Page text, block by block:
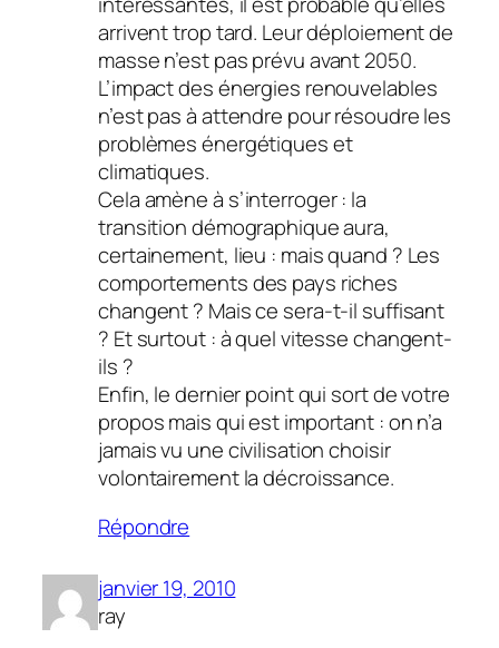
arrivent trop tard. Leur déploiement de
masse n’est pas prévu avant 2050.
L’impact des énergies renouvelables
n’est pas à attendre pour résoudre les
problèmes énergétiques et
climatiques.
Cela amène à s’interroger : la
transition démographique aura,
certainement, lieu : mais quand ? Les
comportements des pays riches
changent ? Mais ce sera-t-il suffisant
? Et surtout : à quel vitesse changent-
ils ?
Enfin, le dernier point qui sort de votre
propos mais qui est important : on n’a
jamais vu une civilisation choisir
volontairement la décroissance.
Répondre
janvier 19, 2010
ray